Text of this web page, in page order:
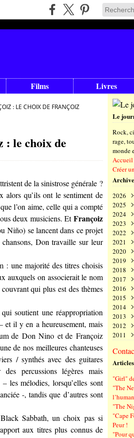
Films Livres
: LE CHOIX DE FRANÇOIZ
: le choix de
de la sinistrose générale ?
alors qu’ils ont le sentiment de
l’on aime, celle qui a compté
deux musiciens. EtFrançoiz
Niño) se lancent dans ce projet
Don travaille sur leur
: une majorité des titres choisis
auxquels on associerait le nom
qui plus est des thèmes
soutient une réappropriation
et il y en a heureusement, mais
de Don Nino et de Françoiz
de nos meilleures chanteuses
/ synthés avec des guitares
percussions légères mais
les mélodies, lorsqu’elles sont
-, tandis que d’autres sont
Sabbath, un choix pas si
aux titres plus connus de
Le
Rock,
rage,
monde
Créer
2026
Août
Juillet
Juin
Mai
Avril
Mars
2025
Août
Juillet
Juin
Mai
Avril
Mars
2024
Août
Juillet
Juin
Mai
Avril
Mars
2023
Août
Juillet
Juin
Mai
Avril
Mars
2022
Août
Juillet
Juin
Mai
Avril
Mars
2021
Août
Juillet
Juin
Mai
Avril
Mars
2020
Août
Juillet
Juin
Mai
Avril
2019
Août
Juillet
Juin
Mai
2018
Août
Juillet
Juin
Mars
2017
Août
Juillet
Mai
Avril
2016
Août
Juin
Mai
2015
Juin
Mai
2014
Juin
Mai
2013
Août
Juin
Mai
2012
Juin
Mai
2011
"Girl"
"The
"The
"Cape
Peur !
"Pour